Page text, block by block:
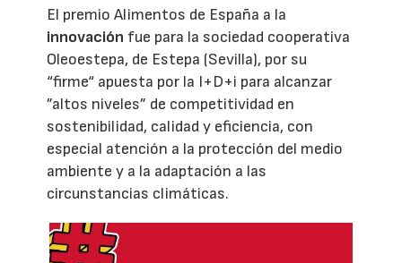
El premio Alimentos de España a la
innovación fue para la sociedad cooperativa
Oleoestepa, de Estepa (Sevilla), por su
“firme“ apuesta por la I+D+i para alcanzar
”altos niveles” de competitividad en
sostenibilidad, calidad y eficiencia, con
especial atención a la protección del medio
ambiente y a la adaptación a las
circunstancias climáticas.